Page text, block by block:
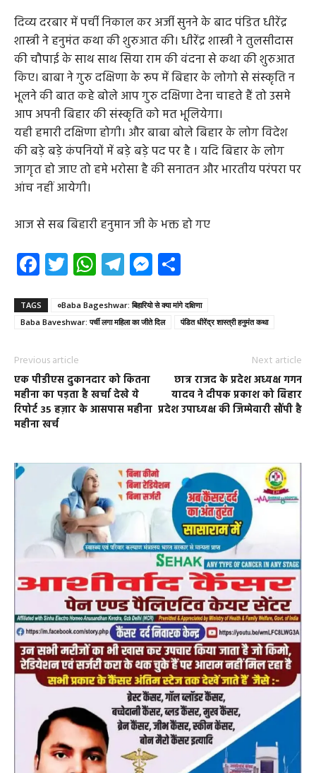
दिव्य दरबार में पर्ची निकाल कर अर्जी सुनने के बाद पंडित धीरेंद्र
शास्त्री ने हनुमंत कथा की शुरुआत की। धीरेंद्र शास्त्री ने तुलसीदास
की चौपाई के साथ साथ सिया राम की वंदना से कथा की शुरुआत
किए। बाबा ने गुरु दक्षिणा के रूप में बिहार के लोगो से संस्कृति न
भूलने की बात कहे बोले आप गुरु दक्षिणा देना चाहते हैं तो उसमे
आप अपनी बिहार की संस्कृति को मत भूलियेगा।
यही हमारी दक्षिणा होगी। और बाबा बोले बिहार के लोग विदेश
की बड़े बड़े कंपनियों में बड़े बड़े पद पर है । यदि बिहार के लोग
जागृत हो जाए तो हमे भरोसा है की सनातन और भारतीय परंपरा पर
आंच नहीं आयेगी।
आज से सब बिहारी हनुमान जी के भक्त हो गए
Facebook
Twitter
WhatsApp
Telegram
Messenger
TAGS
०Baba Bageshwar: बिहारियो से क्या मांगे दक्षिणा
Baba Baveshwar: पर्ची लगा महिला का जीते दिल
पंडित धीरेंद्र शास्त्री हनुमंत कथा
Previous article
एक पीडीएस दुकानदार को कितना
महीना का पड़ता है खर्चा देखे ये
रिपोर्ट 35 हज़ार के आसपास महीना
महीना खर्च
Next article
छात्र राजद के प्रदेश अध्यक्ष गगन
यादव ने दीपक प्रकाश को बिहार
प्रदेश उपाध्यक्ष की जिम्मेवारी सौंपी है